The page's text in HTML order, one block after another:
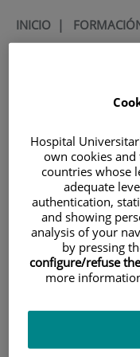
INICIO|
|OFERTAS DE
CONVOCATORIA
PEJD-2019-PRE/
contrato
2019-
Investigadores
El Grupo de
Instituto de
Hospital
own cookies
countries whose
adequate
authentication,
and showing
analysis of your
by pressing
configure/refuse
more